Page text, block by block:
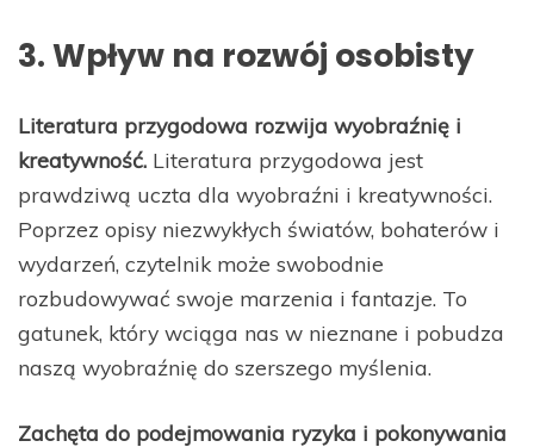
3. Wpływ na rozwój osobisty
Literatura przygodowa rozwija wyobraźnię i
kreatywność. Literatura przygodowa jest
prawdziwą uczta dla wyobraźni i kreatywności.
Poprzez opisy niezwykłych światów, bohaterów i
wydarzeń, czytelnik może swobodnie
rozbudowywać swoje marzenia i fantazje. To
gatunek, który wciąga nas w nieznane i pobudza
naszą wyobraźnię do szerszego myślenia.
Zachęta do podejmowania ryzyka i pokonywania